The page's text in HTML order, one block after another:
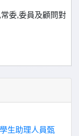
委,委員及顧問對
生助理人員甄